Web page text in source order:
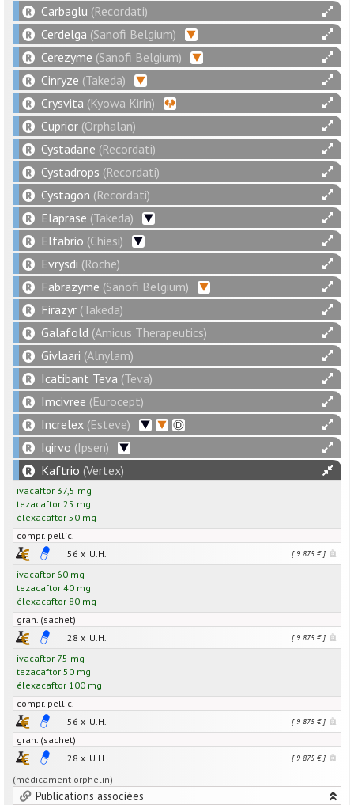
Carbaglu (Recordati)
Cerdelga (Sanofi Belgium)
Cerezyme (Sanofi Belgium)
Cinryze (Takeda)
Crysvita (Kyowa Kirin)
Cuprior (Orphalan)
Cystadane (Recordati)
Cystadrops (Recordati)
Cystagon (Recordati)
Elaprase (Takeda)
Elfabrio (Chiesi)
Evrysdi (Roche)
Fabrazyme (Sanofi Belgium)
Firazyr (Takeda)
Galafold (Amicus Therapeutics)
Givlaari (Alnylam)
Icatibant Teva (Teva)
Imcivree (Eurocept)
Increlex (Esteve)
Iqirvo (Ipsen)
Kaftrio (Vertex)
ivacaftor 37,5 mg
tezacaftor 25 mg
élexacaftor 50 mg
compr. pellic.
56 x U.H. [ 9 875 € ]
ivacaftor 60 mg
tezacaftor 40 mg
élexacaftor 80 mg
gran. (sachet)
28 x U.H. [ 9 875 € ]
ivacaftor 75 mg
tezacaftor 50 mg
élexacaftor 100 mg
compr. pellic.
56 x U.H. [ 9 875 € ]
gran. (sachet)
28 x U.H. [ 9 875 € ]
(médicament orphelin)
Publications associées